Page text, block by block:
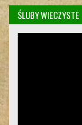
ŚLUBY WIECZYSTE